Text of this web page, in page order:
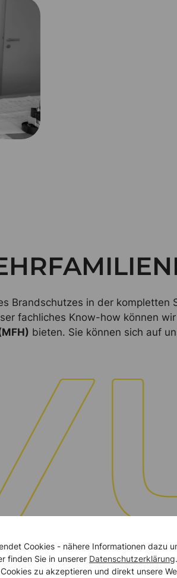
Brandschutzes in der kompletten
fachliches Know-how können
bieten. Sie können sich auf
Cookies - nähere Informationen dazu
finden Sie in unserer Datenschutzerklärung
Cookies zu akzeptieren und direkt unsere